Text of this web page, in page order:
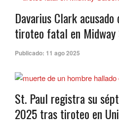
Davarius Clark
tiroteo fatal en Midway
Publicado: 11 ago 2025
St. Paul registra su
2025 tras tiroteo en